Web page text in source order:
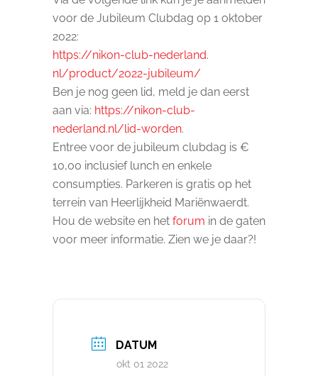
voor de Jubileum Clubdag op 1 oktober
2022:
https://nikon-club-nederland.
nl/product/2022-jubileum/
Ben je nog geen lid, meld je dan eerst
aan via: https://nikon-club-
nederland.nl/lid-worden.
Entree voor de jubileum clubdag is €
10,00 inclusief lunch en enkele
consumpties. Parkeren is gratis op het
terrein van Heerlijkheid Mariënwaerdt.
Hou de website en het forum in de gaten
voor meer informatie. Zien we je daar?!
DATUM
okt 01 2022